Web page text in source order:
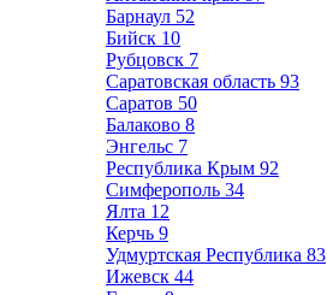
Барнаул 52
Бийск 10
Рубцовск 7
Саратовская область 93
Саратов 50
Балаково 8
Энгельс 7
Республика Крым 92
Симферополь 34
Ялта 12
Керчь 9
Удмуртская Республика 83
Ижевск 44